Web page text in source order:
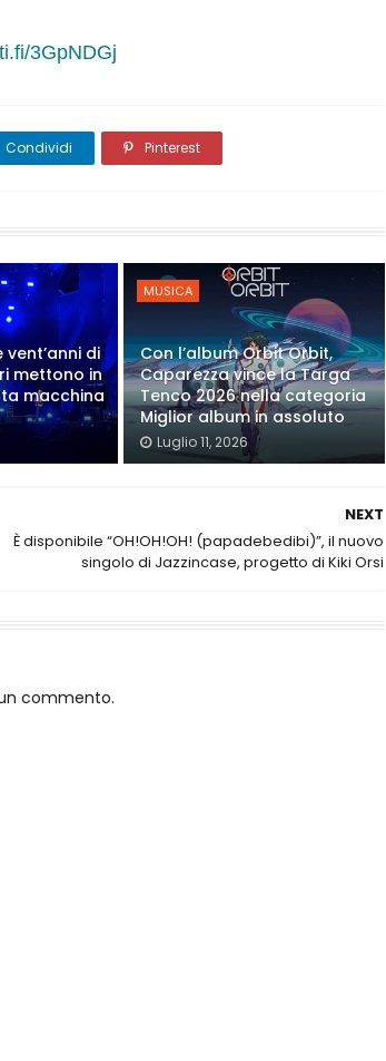
3GpNDGj
Condividi Pinterest
vent’anni di
mettono in
macchina
MUSICA
Con l’album Orbit Orbit,
Caparezza vince la Targa
Tenco 2026 nella categoria
Miglior album in assoluto
Luglio 11, 2026
NEXT
È disponibile “OH!OH!OH! (papadebedibi)”, il nuovo
singolo di Jazzincase, progetto di Kiki Orsi
commento.